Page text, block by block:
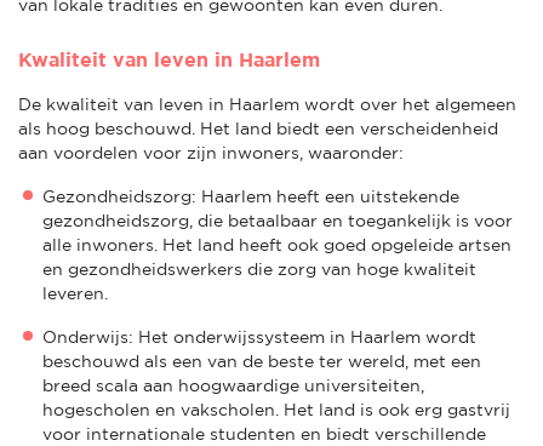
van lokale tradities en gewoonten kan even duren.
Kwaliteit van leven in Haarlem
De kwaliteit van leven in Haarlem wordt over het algemeen
als hoog beschouwd. Het land biedt een verscheidenheid
aan voordelen voor zijn inwoners, waaronder:
Gezondheidszorg: Haarlem heeft een uitstekende
gezondheidszorg, die betaalbaar en toegankelijk is voor
alle inwoners. Het land heeft ook goed opgeleide artsen
en gezondheidswerkers die zorg van hoge kwaliteit
leveren.
Onderwijs: Het onderwijssysteem in Haarlem wordt
beschouwd als een van de beste ter wereld, met een
breed scala aan hoogwaardige universiteiten,
hogescholen en vakscholen. Het land is ook erg gastvrij
voor internationale studenten en biedt verschillende